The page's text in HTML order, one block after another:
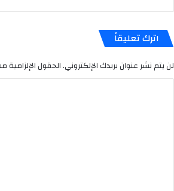
اترك تعليقاً
لن يتم نشر عنوان بريدك الإلكتروني.الحقول الإلزامية